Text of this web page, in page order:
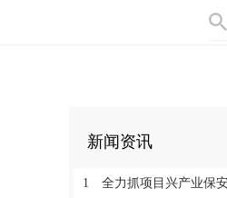
新闻资讯
1 全力抓项目兴产业保安全 为打造中国